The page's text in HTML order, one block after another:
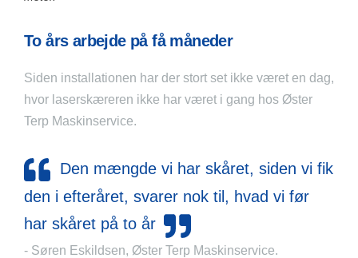
To års arbejde på få måneder
Siden installationen har der stort set ikke været en dag,
hvor laserskæreren ikke har været i gang hos Øster
Terp Maskinservice.
Den mængde vi har skåret, siden vi fik
den i efteråret, svarer nok til, hvad vi før
har skåret på to år
- Søren Eskildsen, Øster Terp Maskinservice.